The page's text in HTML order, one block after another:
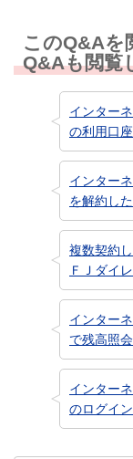
このQ&Aを
Q&Aも閲覧
インター
の利用口
インター
を解約した
複数契約
ＦＪダイ
インター
で残高照
インター
のログイ